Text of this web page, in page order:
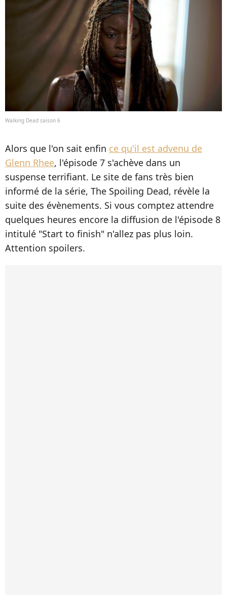
Walking Dead saison 6
Alors que l'on sait enfin ce qu'il est advenu de
Glenn Rhee, l'épisode 7 s'achève dans un
suspense terrifiant. Le site de fans très bien
informé de la série, The Spoiling Dead, révèle la
suite des évènements. Si vous comptez attendre
quelques heures encore la diffusion de l'épisode 8
intitulé "Start to finish" n'allez pas plus loin.
Attention spoilers.